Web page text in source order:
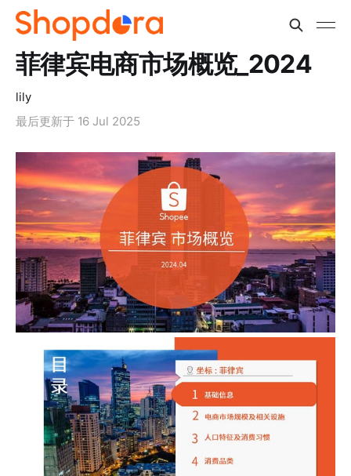
菲律宾电商市场概览_2024
lily
最后更新于 16 Jul 2025